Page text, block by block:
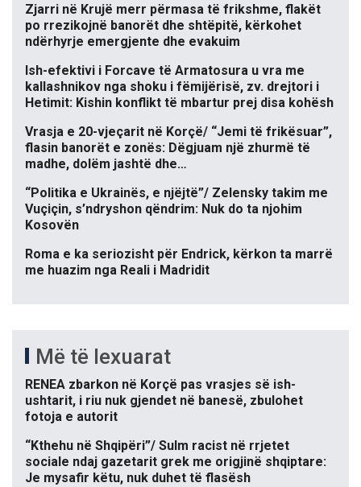
Zjarri në Krujë merr përmasa të frikshme, flakët
po rrezikojnë banorët dhe shtëpitë, kërkohet
ndërhyrje emergjente dhe evakuim
Ish-efektivi i Forcave të Armatosura u vra me
kallashnikov nga shoku i fëmijërisë, zv. drejtori i
Hetimit: Kishin konflikt të mbartur prej disa kohësh
Vrasja e 20-vjeçarit në Korçë/ “Jemi të frikësuar”,
flasin banorët e zonës: Dëgjuam një zhurmë të
madhe, dolëm jashtë dhe…
“Politika e Ukrainës, e njëjtë”/ Zelensky takim me
Vuçiçin, s’ndryshon qëndrim: Nuk do ta njohim
Kosovën
Roma e ka seriozisht për Endrick, kërkon ta marrë
me huazim nga Reali i Madridit
Më të lexuarat
RENEA zbarkon në Korçë pas vrasjes së ish-
ushtarit, i riu nuk gjendet në banesë, zbulohet
fotoja e autorit
“Kthehu në Shqipëri”/ Sulm racist në rrjetet
sociale ndaj gazetarit grek me origjinë shqiptare:
Je mysafir këtu, nuk duhet të flasësh